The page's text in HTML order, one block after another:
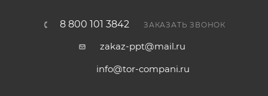
8 800 101 3842 ЗАКАЗАТЬ ЗВОНОК
zakaz-ppt@mail.ru
info@tor-compani.ru